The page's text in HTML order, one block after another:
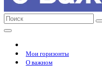
Мои горизонты
О важном